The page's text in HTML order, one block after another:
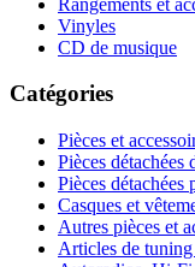
Vinyles
CD de musique
Catégories
Pièces et
Pièces
Pièces
Casques et
Autres pièces et
Articles de